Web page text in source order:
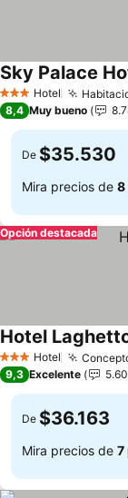
3 Estrellas
Hotel
Sky Palace
8,4 Muy bueno
De $35.530
Mira precios de 8
Opción destacada
3 Estrellas
Hotel
Hotel
9,3 Excelente
De $36.163
Mira precios de 7